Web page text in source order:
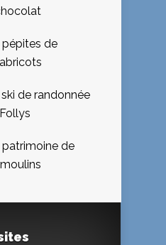
pépites de
de randonnée
patrimoine de